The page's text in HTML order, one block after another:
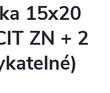
15x20
ZN + 2